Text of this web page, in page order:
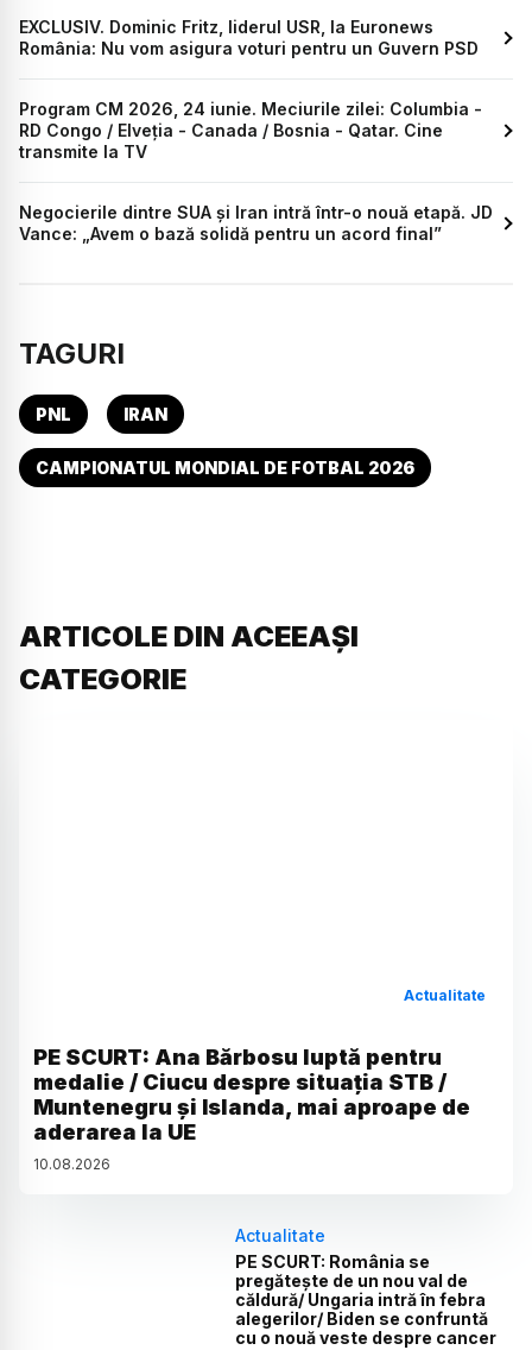
EXCLUSIV. Dominic Fritz, liderul USR, la Euronews
România: Nu vom asigura voturi pentru un Guvern PSD
Program CM 2026, 24 iunie. Meciurile zilei: Columbia -
RD Congo / Elveția - Canada / Bosnia - Qatar. Cine
transmite la TV
Negocierile dintre SUA și Iran intră într-o nouă etapă. JD
Vance: „Avem o bază solidă pentru un acord final”
TAGURI
PNL IRAN
CAMPIONATUL MONDIAL DE FOTBAL 2026
ARTICOLE DIN ACEEAȘI
CATEGORIE
Actualitate
PE SCURT: Ana Bărbosu luptă pentru
medalie / Ciucu despre situația STB /
Muntenegru și Islanda, mai aproape de
aderarea la UE
10.08.2026
Actualitate
PE SCURT: România se
pregătește de un nou val de
căldură/ Ungaria intră în febra
alegerilor/ Biden se confruntă
cu o nouă veste despre cancer